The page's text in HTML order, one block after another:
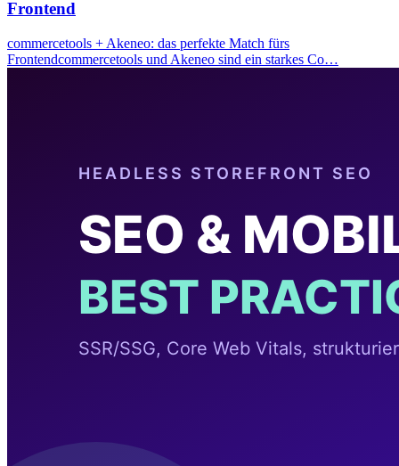
Frontend
commercetools + Akeneo: das perfekte Match fürs
Frontendcommercetools und Akeneo sind ein starkes Co…